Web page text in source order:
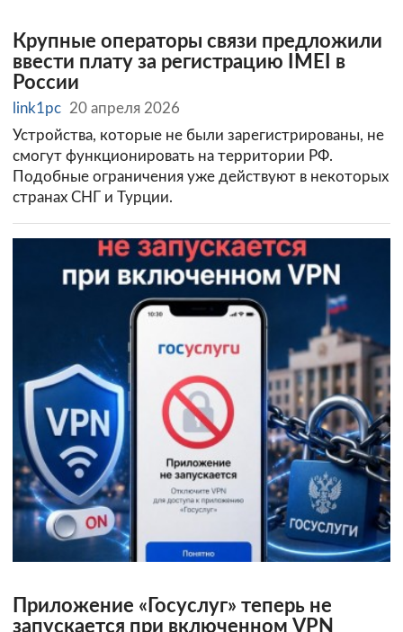
Крупные операторы связи предложили
ввести плату за регистрацию IMEI в
России
link1pc 20 апреля 2026
Устройства, которые не были зарегистрированы, не
смогут функционировать на территории РФ.
Подобные ограничения уже действуют в некоторых
странах СНГ и Турции.
Приложение «Госуслуг» теперь не
запускается при включенном VPN